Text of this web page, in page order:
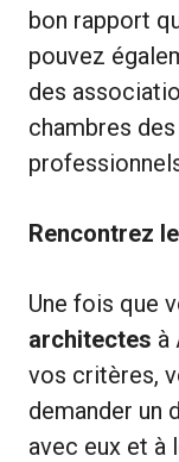
bon rapport
pouvez
des
chambres
Rencontrez
Une fois que
architectes à
vos critères,
demander un
avec eux et à